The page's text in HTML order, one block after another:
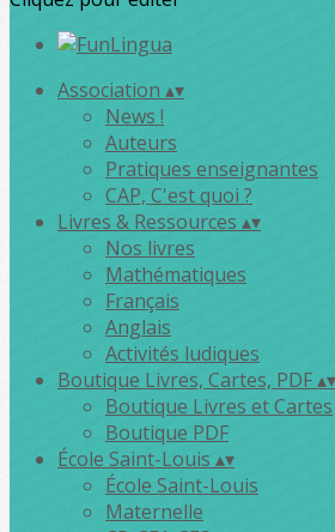
Association ▴▾
News !
Auteurs
Pratiques enseignantes
CAP, C'est quoi ?
Livres & Ressources ▴▾
Nos livres
Mathématiques
Français
Anglais
Activités ludiques
Boutique Livres, Cartes, PDF▴▾
Boutique Livres et Cartes
Boutique PDF
École Saint-Louis ▴▾
École Saint-Louis
Maternelle